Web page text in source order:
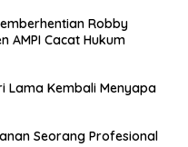
Robby
AMPI Cacat Hukum
Lama Kembali Menyapa
Seorang Profesional